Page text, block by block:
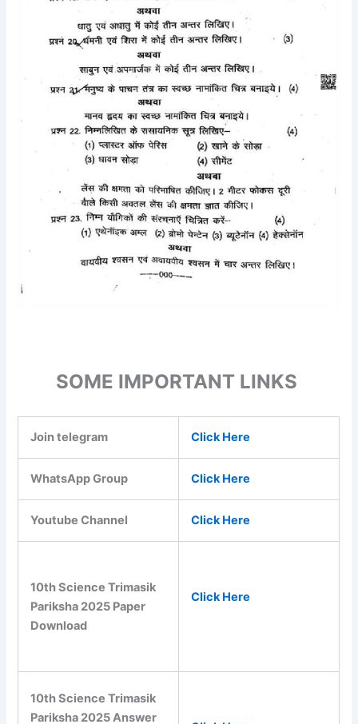
SOME IMPORTANT LINKS
Join telegram Click Here
WhatsApp Group Click Here
Youtube Channel Click Here
10th Science Trimasik
Pariksha 2025 Paper
Download
Click Here
10th Science Trimasik
Pariksha 2025 Answer